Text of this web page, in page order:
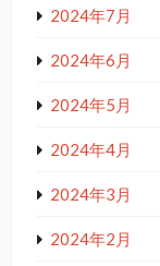
2024年7月
2024年6月
2024年5月
2024年4月
2024年3月
2024年2月